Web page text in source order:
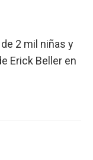
2 mil niñas y
Erick Beller en